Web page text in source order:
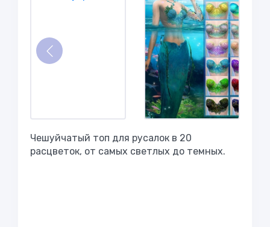
Чешуйчатый топ для русалок в 20
расцветок, от самых светлых до темных.